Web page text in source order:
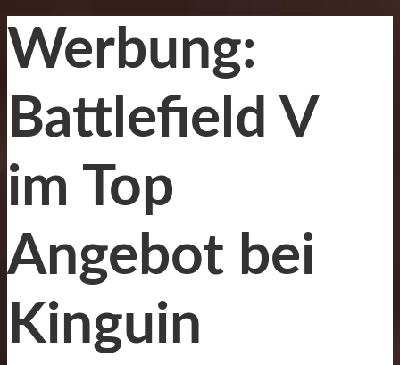
Werbung:
Battlefield V
im Top
Angebot bei
Kinguin